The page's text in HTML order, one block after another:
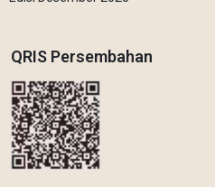
QRIS Persembahan